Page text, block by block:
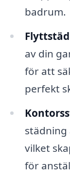
badrum.
av din
för att
perfekt
städning
vilket
för